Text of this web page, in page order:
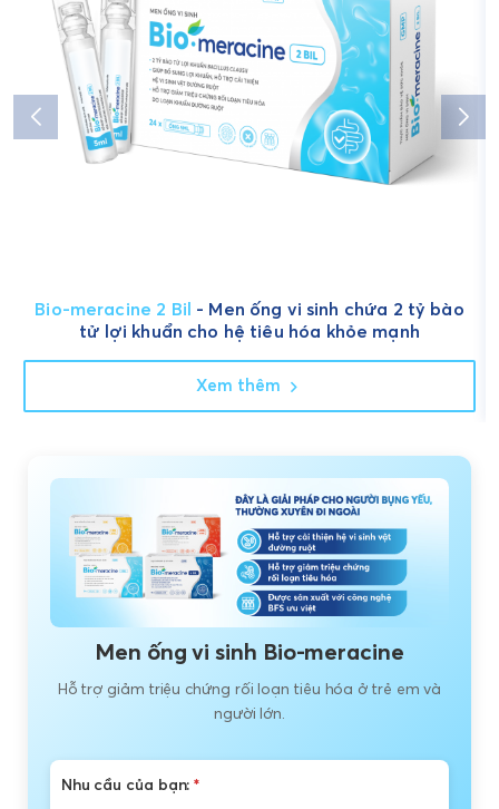
Bio-meracine 2 Bil - Men ống vi sinh chứa 2 tỷ bào
tử lợi khuẩn cho hệ tiêu hóa khỏe mạnh
Xem thêm
Men ống vi sinh Bio-meracine
Hỗ trợ giảm triệu chứng rối loạn tiêu hóa ở trẻ em và
người lớn.
Nhu cầu của bạn:*